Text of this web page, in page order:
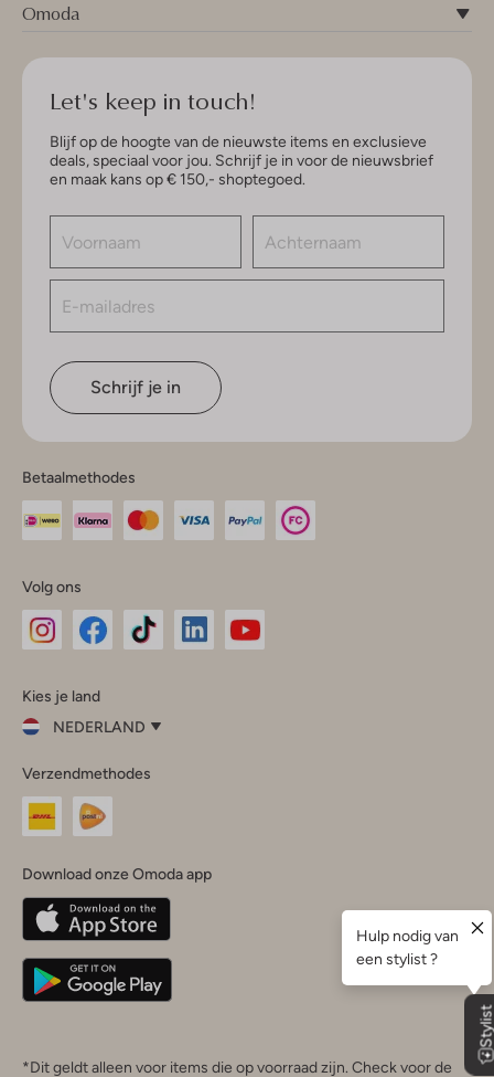
Omoda
Let's keep in touch!
Blijf op de hoogte van de nieuwste items en exclusieve
deals, speciaal voor jou. Schrijf je in voor de nieuwsbrief
en maak kans op € 150,- shoptegoed.
Schrijf je in
Betaalmethodes
Volg ons
InstagramFacebook
Kies je land
NEDERLAND
je
land
Nederland
Belgique(Français)
Deutschland
Verzendmethodes
Download onze Omoda app
*Dit geldt alleen voor items die op voorraad zijn. Check voor de